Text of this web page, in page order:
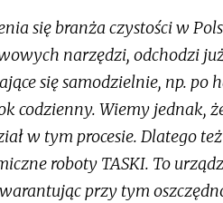
się branża czystości w
narzędzi, odchodzi
się samodzielnie, np. po
codzienny. Wiemy jednak,
w tym procesie. Dlatego
roboty TASKI. To
przy tym